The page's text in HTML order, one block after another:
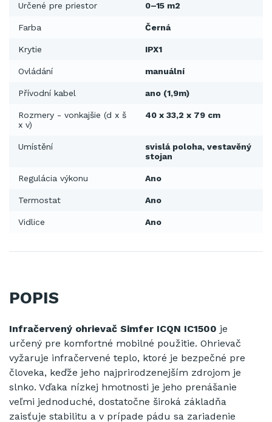
Určené pre priestor 0–15 m2
Farba Černá
Krytie IPX1
Ovládání manuální
Přívodní kabel ano (1,9m)
Rozmery - vonkajšie (d x š
x v)
40 x 33,2 x 79 cm
Umístění
svislá poloha, vestavěný
stojan
Regulácia výkonu Ano
Termostat Ano
Vidlice Ano
POPIS
Infračervený ohrievač Simfer ICQN IC1500 je
určený pre komfortné mobilné použitie. Ohrievač
vyžaruje infračervené teplo, ktoré je bezpečné pre
človeka, keďže jeho najprirodzenejším zdrojom je
slnko. Vďaka nízkej hmotnosti je jeho prenášanie
veľmi jednoduché, dostatočne široká základňa
zaisťuje stabilitu a v prípade pádu sa zariadenie